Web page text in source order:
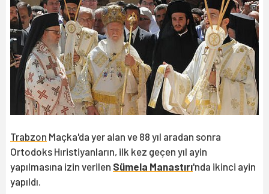
Trabzon Maçka'da yer alan ve 88 yıl aradan sonra
Ortodoks Hıristiyanların, ilk kez geçen yıl ayin
yapılmasına izin verilen Sümela Manastırı'nda ikinci ayin
yapıldı.